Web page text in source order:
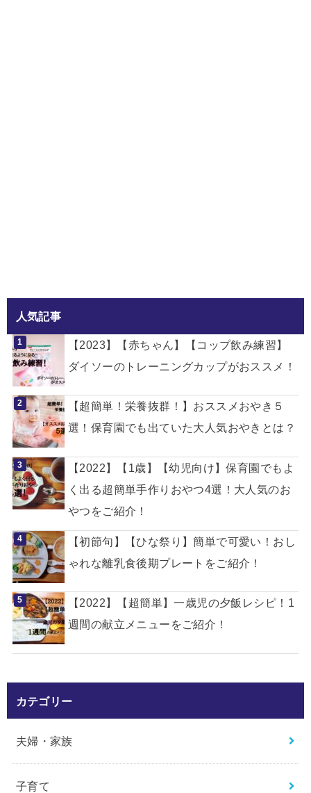
人気記事
【2023】【赤ちゃん】【コップ飲み練習】
ダイソーのトレーニングカップがおススメ！
【超簡単！栄養抜群！】おススメおやき５
選！保育園でも出ていた大人気おやきとは？
【2022】【1歳】【幼児向け】保育園でもよ
く出る超簡単手作りおやつ4選！大人気のお
やつをご紹介！
【初節句】【ひな祭り】簡単で可愛い！おし
ゃれな離乳食後期プレートをご紹介！
【2022】【超簡単】一歳児の夕飯レシピ！1
週間の献立メニューをご紹介！
カテゴリー
夫婦・家族
子育て